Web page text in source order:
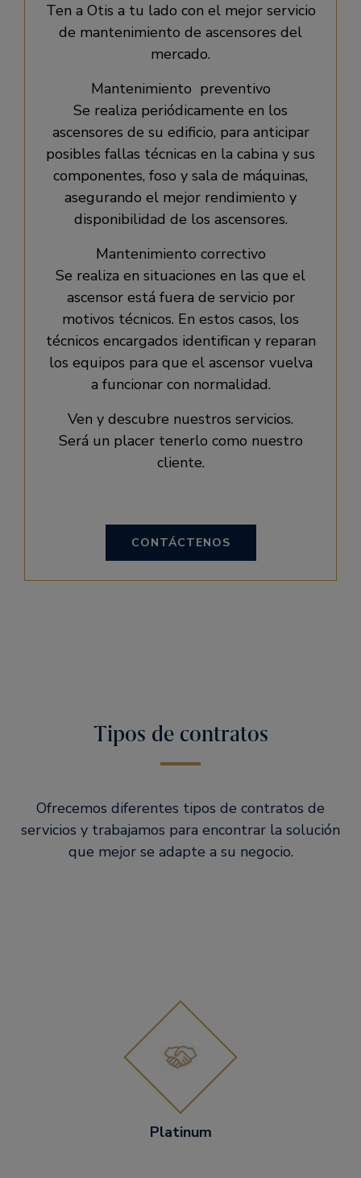
Ten a Otis a tu lado con el mejor servicio
de mantenimiento de ascensores del
mercado.
Mantenimiento preventivo
Se realiza periódicamente en los
ascensores de su edificio, para anticipar
posibles fallas técnicas en la cabina y sus
componentes, foso y sala de máquinas,
asegurando el mejor rendimiento y
disponibilidad de los ascensores.
Mantenimiento correctivo
Se realiza en situaciones en las que el
ascensor está fuera de servicio por
motivos técnicos. En estos casos, los
técnicos encargados identifican y reparan
los equipos para que el ascensor vuelva
a funcionar con normalidad.
Ven y descubre nuestros servicios.
Será un placer tenerlo como nuestro
cliente.
CONTÁCTENOS
Tipos de contratos
Ofrecemos diferentes tipos de contratos de
servicios y trabajamos para encontrar la solución
que mejor se adapte a su negocio.
Platinum